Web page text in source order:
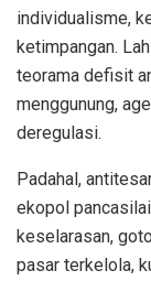
individualisme,
ketimpangan.
teorama defisit
menggunung,
deregulasi.
Padahal,
ekopol
keselarasan,
pasar terkelola,